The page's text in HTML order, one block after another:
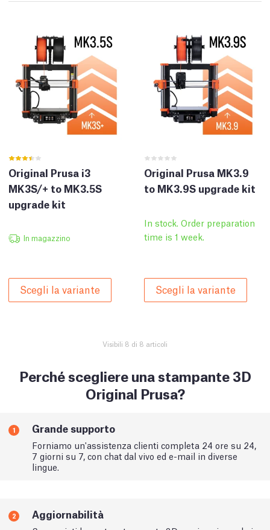
Original Prusa i3
MK3S/+ to MK3.5S
upgrade kit
In magazzino
Scegli la variante
Original Prusa MK3.9
to MK3.9S upgrade kit
In stock. Order preparation
time is 1 week.
Scegli la variante
Visibili 8 di 8 articoli
Perché scegliere una stampante 3D
Original Prusa?
1 Grande supporto
Forniamo un'assistenza clienti completa 24 ore su 24,
7 giorni su 7, con chat dal vivo ed e-mail in diverse
lingue.
2 Aggiornabilità